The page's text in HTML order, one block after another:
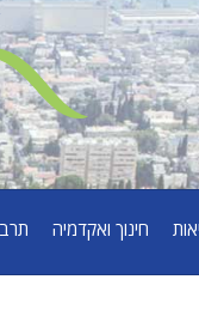
חינוך ואקדמיה